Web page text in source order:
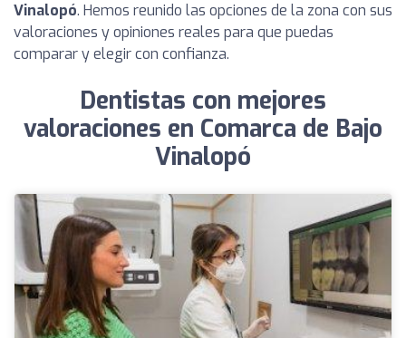
Vinalopó. Hemos reunido las opciones de la zona con sus
valoraciones y opiniones reales para que puedas
comparar y elegir con confianza.
Dentistas con mejores
valoraciones en Comarca de Bajo
Vinalopó